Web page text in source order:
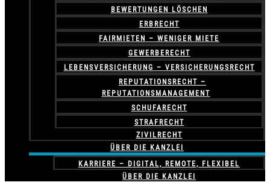
BEWERTUNGEN LÖSCHEN
ERBRECHT
FAIRMIETEN – WENIGER MIETE
GEWERBERECHT
LEBENSVERSICHERUNG – VERSICHERUNGSRECHT
REPUTATIONSRECHT –
REPUTATIONSMANAGEMENT
SCHUFARECHT
STRAFRECHT
ZIVILRECHT
ÜBER DIE KANZLEI
KARRIERE – DIGITAL, REMOTE, FLEXIBEL
ÜBER DIE KANZLEI